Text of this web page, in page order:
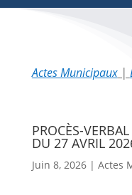
Actes Municipaux|
PROCÈS-
DU 27 AVRIL
Juin 8, 2026| Actes